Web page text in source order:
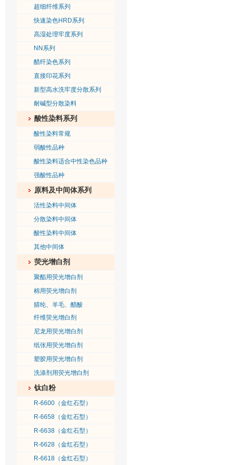
超细纤维系列
快速染色HRD系列
高湿处理牢度系列
NN系列
醋纤染色系列
直接印花系列
新型高水洗牢度分散系列
耐碱型分散染料
酸性染料系列
酸性染料常规
弱酸性品种
酸性染料适合中性染色品种
强酸性品种
原料及中间体系列
活性染料中间体
分散染料中间体
酸性染料中间体
其他中间体
荧光增白剂
聚酯用荧光增白剂
棉用荧光增白剂
腈纶、羊毛、醋酸
纤维荧光增白剂
尼龙用荧光增白剂
纸张用荧光增白剂
塑胶用荧光增白剂
洗涤剂用荧光增白剂
钛白粉
R-6600（金红石型）
R-6658（金红石型）
R-6638（金红石型）
R-6628（金红石型）
R-6618（金红石型）